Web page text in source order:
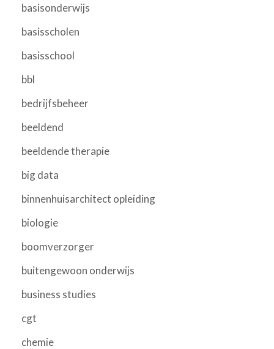
basisonderwijs
basisscholen
basisschool
bbl
bedrijfsbeheer
beeldend
beeldende therapie
big data
binnenhuisarchitect opleiding
biologie
boomverzorger
buitengewoon onderwijs
business studies
cgt
chemie